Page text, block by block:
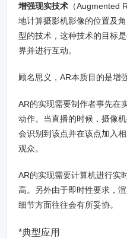
增强现实技术 （Augmented
地计算摄影机影像的位置及
型的技术，这种技术的目标是
界并进行互动。
顾名思义，AR本质目的是增
AR的实现需要制作者事先在
动作。当直播的时候，摄像
会识别到该点并在该点加入
观众。
AR的实现需要计算机进行实
高。另外由于即时性要求，
细节方面往往会有所妥协。
*典型应用